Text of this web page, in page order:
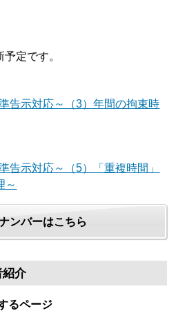
定です。
告示対応～（3）年間の拘束時
告示対応～（5）「重複時間」
～
ンバーはこちら
紹介
るページ